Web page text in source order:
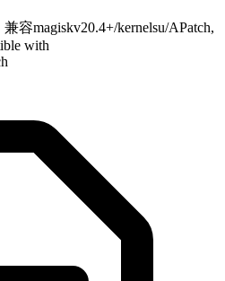
容magiskv20.4+/kernelsu/APatch,
with